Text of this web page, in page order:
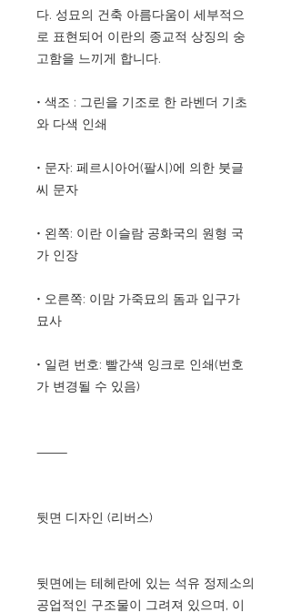
다. 성묘의 건축 아름다움이 세부적으
로 표현되어 이란의 종교적 상징의 숭
고함을 느끼게 합니다.
• 색조 : 그린을 기조로 한 라벤더 기초
와 다색 인쇄
• 문자: 페르시아어(팔시)에 의한 붓글
씨 문자
• 왼쪽: 이란 이슬람 공화국의 원형 국
가 인장
• 오른쪽: 이맘 가죽묘의 돔과 입구가
묘사
• 일련 번호: 빨간색 잉크로 인쇄(번호
가 변경될 수 있음)
⸻
뒷면 디자인 (리버스)
뒷면에는 테헤란에 있는 석유 정제소의
공업적인 구조물이 그려져 있으며, 이